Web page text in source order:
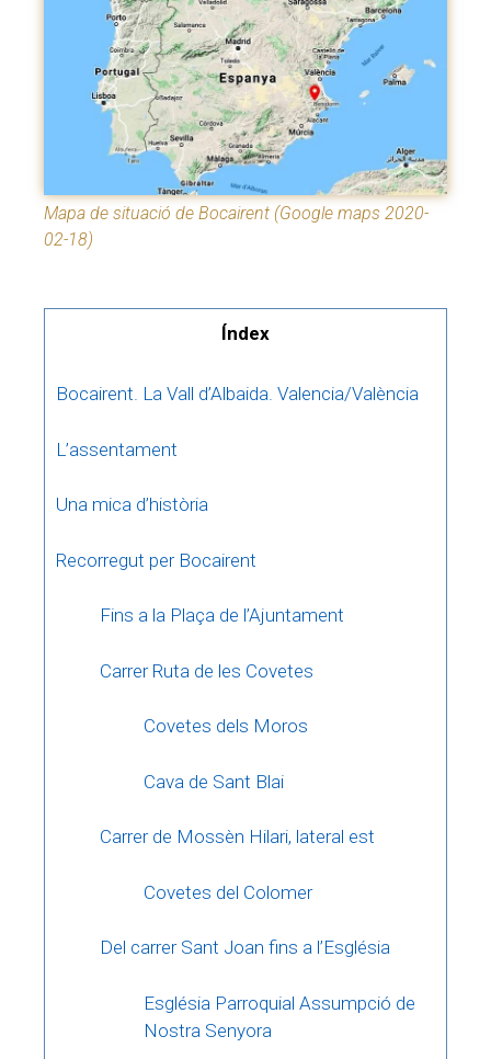
Mapa de situació de Bocairent (Google maps 2020-
02-18)
Índex
Bocairent. La Vall d’Albaida. Valencia/València
L’assentament
Una mica d’història
Recorregut per Bocairent
Fins a la Plaça de l’Ajuntament
Carrer Ruta de les Covetes
Covetes dels Moros
Cava de Sant Blai
Carrer de Mossèn Hilari, lateral est
Covetes del Colomer
Del carrer Sant Joan fins a l’Església
Església Parroquial Assumpció de
Nostra Senyora